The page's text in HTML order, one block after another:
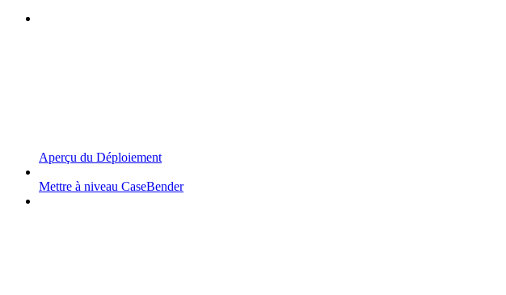
Aperçu du Déploiement
Mettre à niveau CaseBender